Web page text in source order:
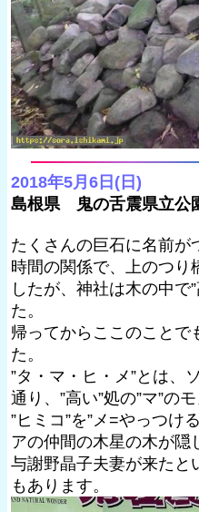
2018年5月6日(日)
島根県 鬼の舌震県立公
たくさんの巨石に名前が
時間の関係で、上のつり
したが、神社は木の中で
た。
帰ってからここのことで
た。
”タ・マ・ヒ・メ”とは、
通り、”高い”処の”マ”のモ
”ヒミコ”を”メ=やっつけ
アの仲間の木星の木が隠
与謝野晶子夫妻が来たと
もあります。